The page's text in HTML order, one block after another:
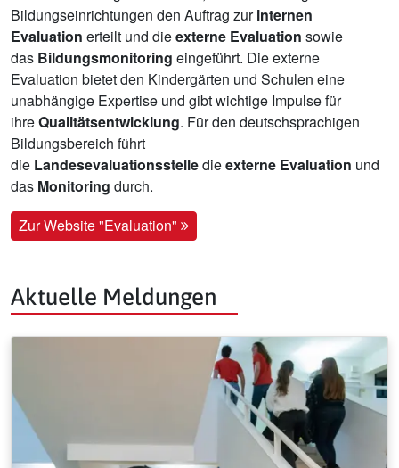
Bildungseinrichtungen den Auftrag zurinternen
Evaluation erteilt und dieexterne Evaluation sowie
das Bildungsmonitoring eingeführt. Die externe
Evaluation bietet den Kindergärten und Schulen eine
unabhängige Expertise und gibt wichtige Impulse für
ihreQualitätsentwicklung. Für den deutschsprachigen
Bildungsbereich führt
die Landesevaluationsstelledieexterne Evaluation und
das Monitoring durch.
Zur Website "Evaluation"
Aktuelle Meldungen